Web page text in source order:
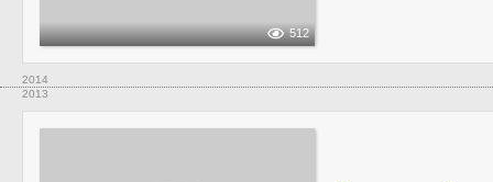
512
2014
2013